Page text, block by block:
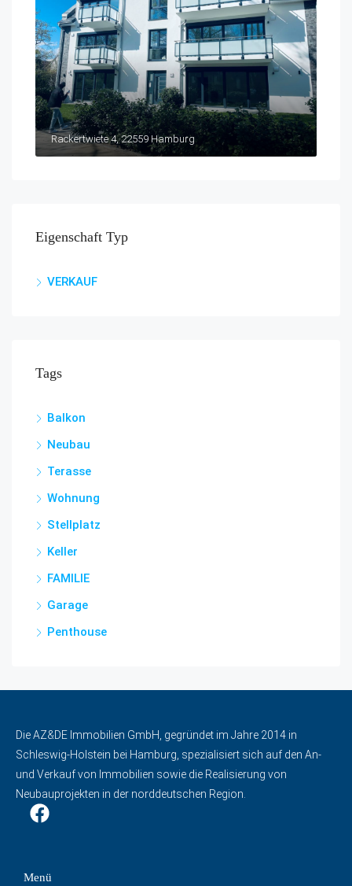
Rackertwiete 4, 22559 Hamburg
Eigenschaft Typ
VERKAUF
Tags
Balkon
Neubau
Terasse
Wohnung
Stellplatz
Keller
FAMILIE
Garage
Penthouse
Die AZ&DE Immobilien GmbH, gegründet im Jahre 2014 in
Schleswig-Holstein bei Hamburg, spezialisiert sich auf den An-
und Verkauf von Immobilien sowie die Realisierung von
Neubauprojekten in der norddeutschen Region.
Menü